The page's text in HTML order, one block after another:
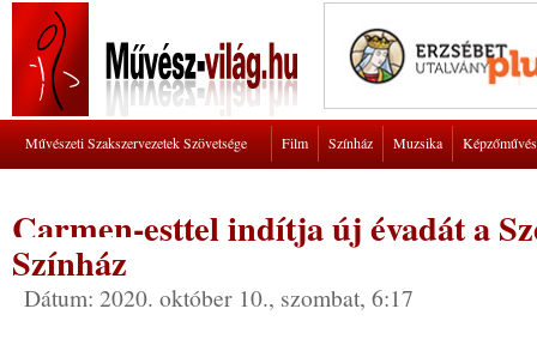
Művészeti Szakszervezetek Szövetsége Film Színház Muzsika
Carmen-esttel indítja új évadát a
Színház
Dátum: 2020. október 10., szombat, 6:17